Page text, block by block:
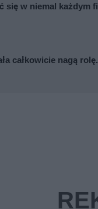
się w niemal każdym
całkowicie nagą